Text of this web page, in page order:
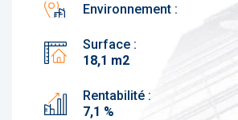
Environnement :
Surface :
18,1 m2
Rentabilité :
7,1 %